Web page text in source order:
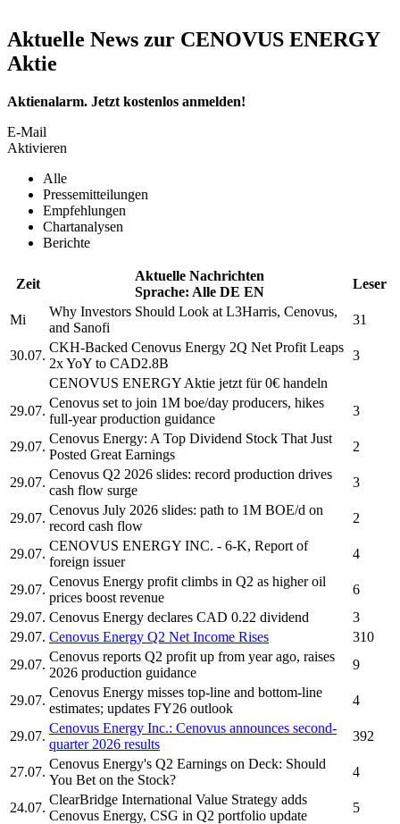
Aktuelle News zur CENOVUS ENERGY
Aktie
Aktienalarm. Jetzt kostenlos anmelden!
E-Mail
Aktivieren
Alle
Pressemitteilungen
Empfehlungen
Chartanalysen
Berichte
Zeit
Aktuelle Nachrichten
Sprache: Alle DE EN
Leser
Mi
Why Investors Should Look at L3Harris, Cenovus,
and Sanofi
31
30.07.
CKH-Backed Cenovus Energy 2Q Net Profit Leaps
2x YoY to CAD2.8B
3
CENOVUS ENERGY Aktie jetzt für 0€ handeln
29.07.
Cenovus set to join 1M boe/day producers, hikes
full-year production guidance
3
29.07.
Cenovus Energy: A Top Dividend Stock That Just
Posted Great Earnings
2
29.07.
Cenovus Q2 2026 slides: record production drives
cash flow surge
3
29.07.
Cenovus July 2026 slides: path to 1M BOE/d on
record cash flow
2
29.07.
CENOVUS ENERGY INC. - 6-K, Report of
foreign issuer
4
29.07.
Cenovus Energy profit climbs in Q2 as higher oil
prices boost revenue
6
29.07. Cenovus Energy declares CAD 0.22 dividend
3
29.07. Cenovus Energy Q2 Net Income Rises
310
29.07.
Cenovus reports Q2 profit up from year ago, raises
2026 production guidance
9
29.07.
Cenovus Energy misses top-line and bottom-line
estimates; updates FY26 outlook
4
29.07.
Cenovus Energy Inc.: Cenovus announces second-
quarter 2026 results
392
27.07.
Cenovus Energy's Q2 Earnings on Deck: Should
You Bet on the Stock?
4
24.07.
ClearBridge International Value Strategy adds
Cenovus Energy, CSG in Q2 portfolio update
5